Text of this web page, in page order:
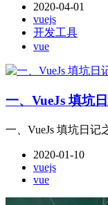
2020-04-01
vuejs
开发工具
vue
一、VueJs 填坑
一、VueJs 填坑日记
2020-01-10
vuejs
vue